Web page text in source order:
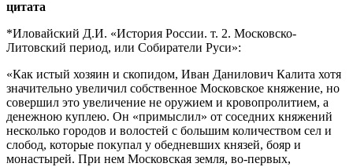
цитата
*Иловайский Д.И. «История России. т. 2. Московско-
Литовский период, или Собиратели Руси»:
«Как истый хозяин и скопидом, Иван Данилович Калита хотя
значительно увеличил собственное Московское княжение, но
совершил это увеличение не оружием и кровопролитием, а
денежною куплею. Он «примыслил» от соседних княжений
несколько городов и волостей с большим количеством сел и
слобод, которые покупал у обедневших князей, бояр и
монастырей. При нем Московская земля, во-первых,